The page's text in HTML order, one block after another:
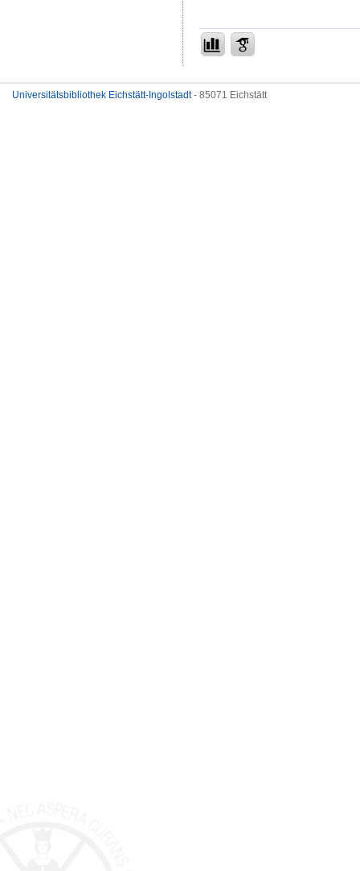
Universitätsbibliothek Eichstätt-Ingolstadt- 85071 Eichstätt